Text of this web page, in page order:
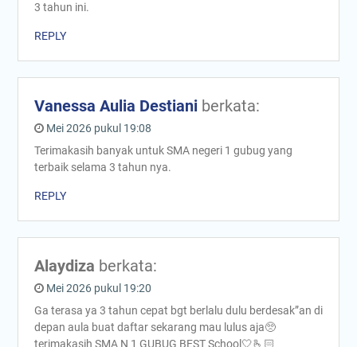
3 tahun ini.
REPLY
Vanessa Aulia Destiani berkata:
Mei 2026 pukul 19:08
Terimakasih banyak untuk SMA negeri 1 gubug yang
terbaik selama 3 tahun nya.
REPLY
Alaydiza berkata:
Mei 2026 pukul 19:20
Ga terasa ya 3 tahun cepat bgt berlalu dulu berdesak”an di
depan aula buat daftar sekarang mau lulus aja🥺
terimakasih SMA N 1 GUBUG BEST School🤍🫰🏻